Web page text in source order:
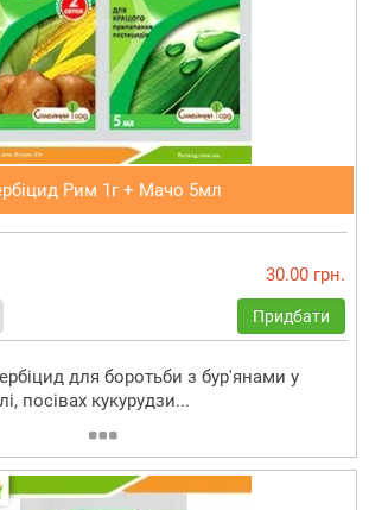
Рим 1г + Мачо 5мл
30.00 грн.
Придбати
для боротьби з бур'янами у
посівах кукурудзи...